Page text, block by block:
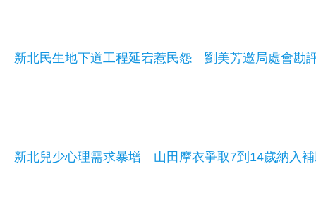
新北民生地下道工程延宕惹民怨 劉美芳邀局處會勘
新北兒少心理需求暴增 山田摩衣爭取7到14歲納入